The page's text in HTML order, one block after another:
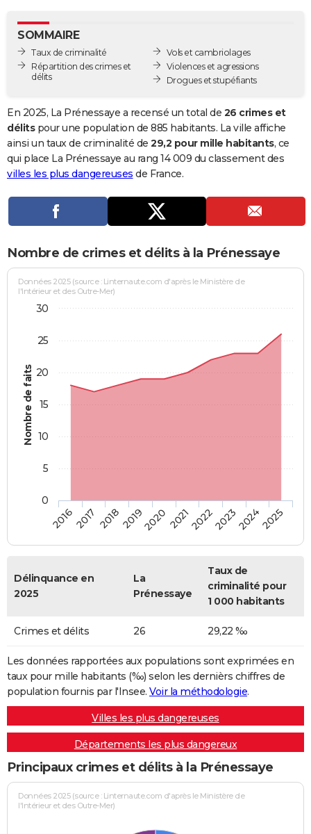
GUIDES D'ACHAT
BONS PLANS
Carte de Noël
Carte Bonne année
Carte Saint-Valentin
Carte Pâques
Carte d'anniversaire
DICTIONNAIRE
Dictionnaire
Biographies
Citations
Expressions
Proverbes
PROGRAMME TV
Se connecter
Entreprises
Service militaire
Avis de recherche
AVIS DE DÉCÈS
Bricolage
Lifestyle
Culture
Sport
Auto
Television
Voyage
Cinema
SOMMAIRE
Taux de criminalité
Répartition des crimes et
délits
Vols et cambriolages
Violences et agressions
Drogues et stupéfiants
En 2025, La Prénessaye a recensé un total de 26 crimes et
délitspour une population de 885 habitants. La ville affiche
ainsi un taux de criminalité de 29,2 pour mille habitants, ce
qui place La Prénessaye au rang 14 009 du classement des
villes les plus dangereuses de France.
Nombre de crimes et délits à la Prénessaye
Nombre de faits
Données 2025 (source : Linternaute.com d'après le Ministère de
l'Intérieur et des Outre-Mer)
20162017 20182019202020212022202320242025
0
5
10
15
20
25
30
Délinquance en
2025
La
Prénessaye
Taux de
criminalité pour
1 000 habitants
Crimes et délits 26 29,22 ‰
Les données rapportées aux populations sont exprimées en
taux pour mille habitants (‰) selon les dernièrs chiffres de
population fournis par l'Insee. Voir la méthodologie.
Villes les plus dangereuses
Départements les plus dangereux
Principaux crimes et délits à la Prénessaye
Données 2025 (source : Linternaute.com d'après le Ministère de
l'Intérieur et des Outre-Mer)